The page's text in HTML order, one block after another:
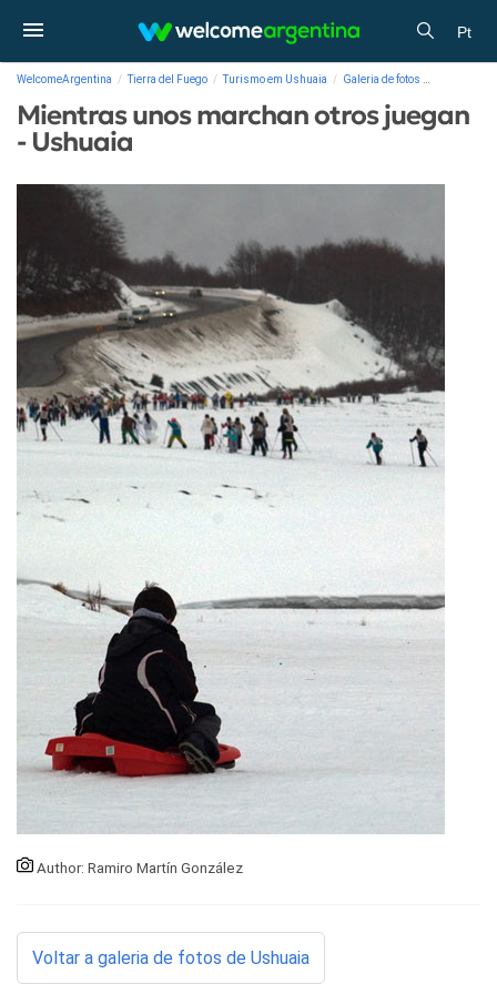
Pt
WelcomeArgentina Tierra del Fuego Turismo em Ushuaia Galeria de fotos
Mientras unos marchan otros juegan
- Ushuaia
Author: Ramiro Martín González
Voltar a galeria de fotos de Ushuaia